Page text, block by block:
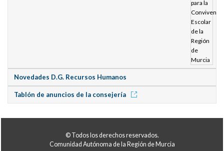
Novedades D.G. Recursos Humanos
Tablón de anuncios de la consejería
© Todos los derechos reservados.
Comunidad Autónoma de la Región de Murcia